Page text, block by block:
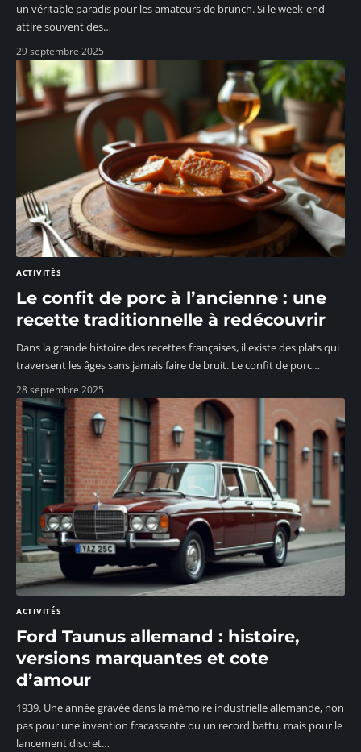
un véritable paradis pour les amateurs de brunch. Si le week-end
attire souvent des…
29 septembre 2025
ACTIVITÉS
Le confit de porc à l’ancienne : une
recette traditionnelle à redécouvrir
Dans la grande histoire des recettes françaises, il existe des plats qui
traversent les âges sans jamais faire de bruit. Le confit de porc…
28 septembre 2025
ACTIVITÉS
Ford Taunus allemand : histoire,
versions marquantes et cote
d’amour
1939. Une année gravée dans la mémoire industrielle allemande, non
pas pour une invention fracassante ou un record battu, mais pour le
lancement discret…